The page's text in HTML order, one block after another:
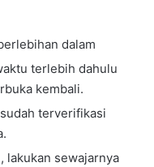
dalam
terlebih dahulu
kembali.
terverifikasi
lakukan sewajarnya